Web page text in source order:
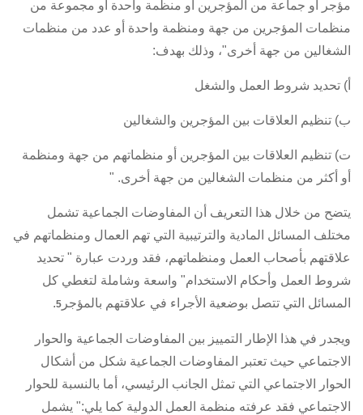
مؤجر أو جماعة من المؤجرين أو منظمة واحدة أو مجموعة من
منظمات المؤجرين من جهة ومنظمة واحدة أو عدد من منظمات
الشغالين من جهة أخرى"، وذلك بهدف:
أ) تحديد شروط العمل والشغل
ب) تنظيم العلاقات بين المؤجرين والشغالين
ت) تنظيم العلاقات بين المؤجرين أو منظماتهم من جهة ومنظمة
أو أكثر من منظمات الشغالين من جهة أخرى. "
يتضح من خلال هذا التعريف أن المفاوضات الجماعية تشمل
مختلف المسائل المادية والترتيبية التي تهم العمال ومنظماتهم في
علاقتهم بأصحاب العمل ومنظماتهم، فقد وردت عبارة " تحديد
شروط العمل وأحكام الاستخدام" واسعة وشاملة لتغطي كل
المسائل التي تتصل بوضعية الأجراء في علاقتهم بالمؤجر 5
.
ويجدر في هذا الإطار التمييز بين المفاوضات الجماعية والحوار
الاجتماعي حيث تعتبر المفاوضات الجماعية شكل من أشكال
الحوار الاجتماعي التي تمثل الجانب الرئيسي، أما بالنسبة للحوار
الاجتماعي فقد عرفته منظمة العمل الدولية كما يلي:" يشمل